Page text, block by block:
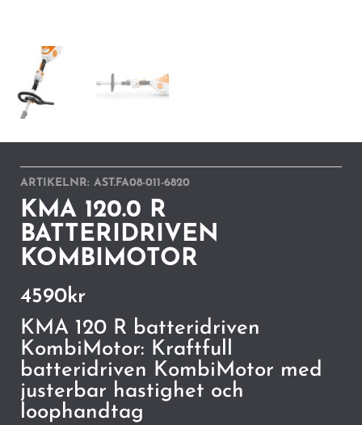
ARTIKELNR: AST.FA08-011-6820
KMA 120.0 R
BATTERIDRIVEN
KOMBIMOTOR
4590kr
KMA 120 R batteridriven
KombiMotor: Kraftfull
batteridriven KombiMotor med
justerbar hastighet och
loophandtag